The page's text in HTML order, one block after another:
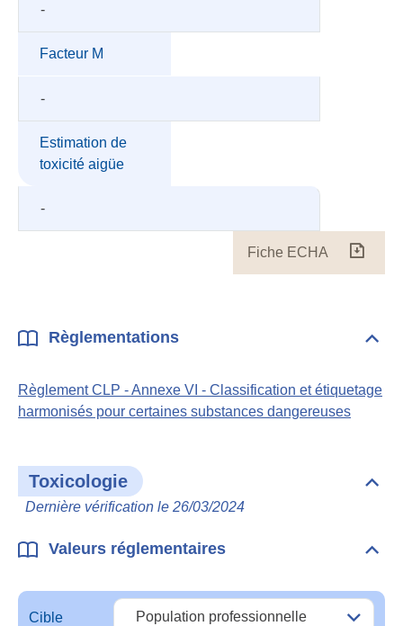
-
Facteur M
-
Estimation de
toxicité aigüe
-
Fiche ECHA
Règlementations
Règlement CLP - Annexe VI - Classification et étiquetage
harmonisés pour certaines substances dangereuses
Toxicologie
Dernière vérification le 26/03/2024
Valeurs réglementaires
Cible